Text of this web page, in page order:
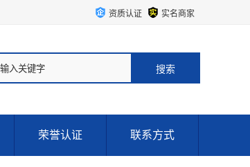
资质认证 实名商家
荣誉认证 联系方式